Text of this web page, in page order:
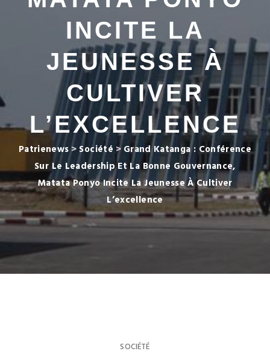
INCITE LA
JEUNESSE À
CULTIVER
L’EXCELLENCE
Patrienews> Société >Grand Katanga : Conférence
Sur Le Leadership Et La Bonne Gouvernance,
Matata Ponyo Incite La Jeunesse À Cultiver
L’excellence
SOCIÉTÉ